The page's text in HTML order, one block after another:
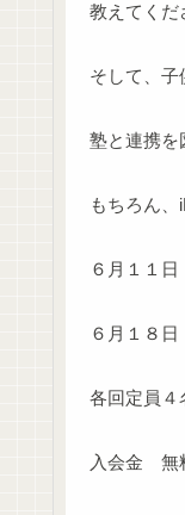
教えてくだ
そして、子
塾と連携を
もちろん
６月１１
６月１８
各回定員４
入会金 無